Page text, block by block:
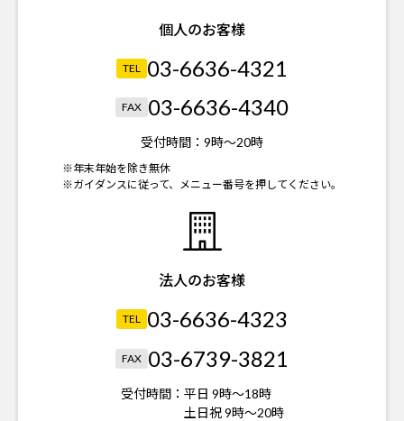
個人のお客様
TEL 03-6636-4321
FAX 03-6636-4340
受付時間： 9時～20時
※年末年始を除き無休
※ガイダンスに従って、メニュー番号を押してください。
法人のお客様
TEL 03-6636-4323
FAX 03-6739-3821
受付時間： 平日 9時～18時
土日祝 9時～20時